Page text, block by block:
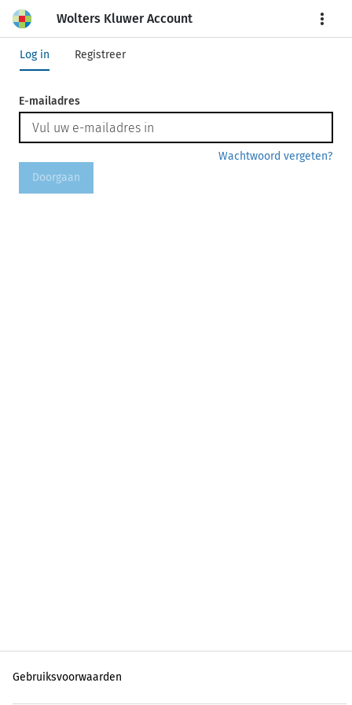
Wolters Kluwer Account More
Log in Registreer
E-mailadres
Wachtwoord vergeten?
Doorgaan
Gebruiksvoorwaarden